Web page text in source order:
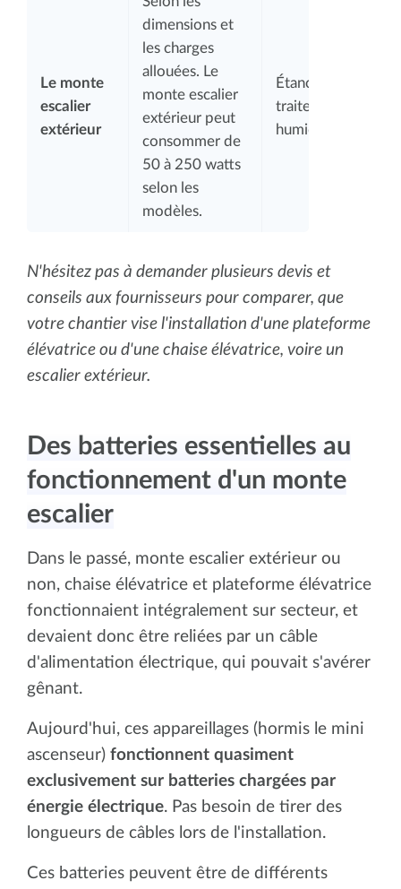
Le monte
escalier
extérieur
dimensions et
les charges
allouées. Le
monte escalier
extérieur peut
consommer de
50 à 250 watts
selon les
modèles.
Étanchéité et
traitement anti-
humidité.
N'hésitez pas à demander plusieurs devis et
conseils aux fournisseurs pour comparer, que
votre chantier vise l'installation d'une plateforme
élévatrice ou d'une chaise élévatrice, voire un
escalier extérieur.
Des batteries essentielles au
fonctionnement d'un monte
escalier
Dans le passé, monte escalier extérieur ou
non, chaise élévatrice et plateforme élévatrice
fonctionnaient intégralement sur secteur, et
devaient donc être reliées par un câble
d'alimentation électrique, qui pouvait s'avérer
gênant.
Aujourd'hui, ces appareillages (hormis le mini
ascenseur) fonctionnent quasiment
exclusivement sur batteries chargées par
énergie électrique. Pas besoin de tirer des
longueurs de câbles lors de l'installation.
Ces batteries peuvent être de différents